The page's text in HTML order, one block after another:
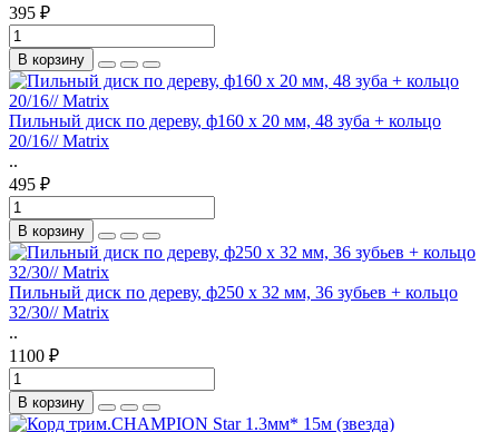
395 ₽
В корзину
Пильный диск по дереву, ф160 х 20 мм, 48 зуба + кольцо
20/16// Matrix
..
495 ₽
В корзину
Пильный диск по дереву, ф250 х 32 мм, 36 зубьев + кольцо
32/30// Matrix
..
1100 ₽
В корзину